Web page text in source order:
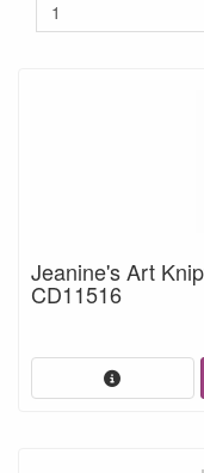
Jeanine's Art
CD11516